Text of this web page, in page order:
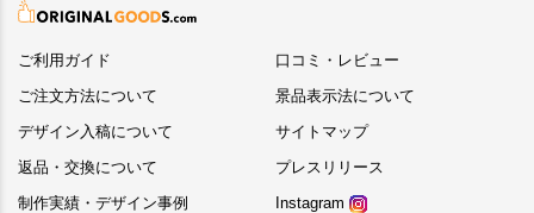
ご利用ガイド
ご注文方法について
デザイン入稿について
返品・交換について
制作実績・デザイン事例
口コミ・レビュー
景品表示法について
サイトマップ
プレスリリース
Instagram